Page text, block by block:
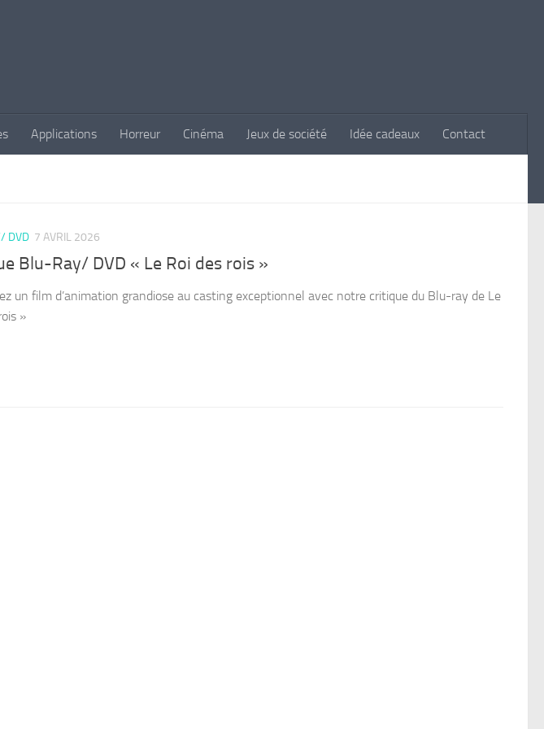
Applications Horreur Cinéma Jeux de société Idée cadeaux Contact
DVD 7 AVRIL 2026
Blu-Ray/ DVD « Le Roi des rois »
un film d’animation grandiose au casting exceptionnel avec notre critique du Blu-ray de Le
»